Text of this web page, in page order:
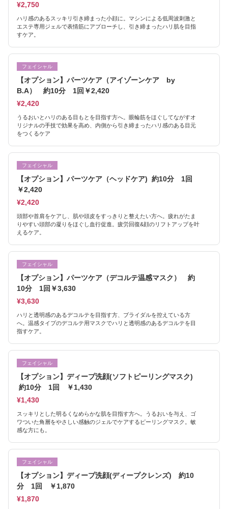
¥2,750
ハリ感のあるスッキリ引き締まった小顔に。マシンによる低周波刺激と
エステ専用ジェルで表情筋にアプローチし、引き締まったハリ肌を目指
すケア。
フェイシャル
【オプション】パーツケア（アイゾーンケア by
B.A） 約10分 1回￥2,420
¥2,420
うるおいとハリのある目もとを目指す方へ。眼輪筋をほぐしてながすオ
リジナルの手技で効果を高め、内側から引き締まったハリ感のある目元
をつくるケア
フェイシャル
【オプション】パーツケア（ヘッドケア) 約10分 1回
￥2,420
¥2,420
頭部や首肩をケアし、肌や頭皮をすっきりと整えたい方へ。疲れがたま
りやすい頭部の凝りをほぐし血行促進。疲労回復&顔のリフトアップを叶
えるケア。
フェイシャル
【オプション】パーツケア（デコルテ温感マスク） 約
10分 1回￥3,630
¥3,630
ハリと透明感のあるデコルテを目指す方、ブライダルを控えている方
へ。温感タイプのデコルテ用マスクでハリと透明感のあるデコルテを目
指すケア。
フェイシャル
【オプション】ディープ洗顔(ソフトピーリングマスク)
約10分 1回 ￥1,430
¥1,430
スッキリとした明るくなめらかな肌を目指す方へ。うるおいを与え、ゴ
ワついた角層をやさしい感触のジェルでケアするピーリングマスク。敏
感な方にも。
フェイシャル
【オプション】ディープ洗顔(ディープクレンズ) 約10
分 1回 ￥1,870
¥1,870